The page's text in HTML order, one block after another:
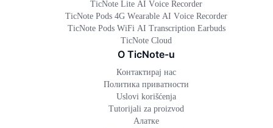
TicNote Lite AI Voice Recorder
TicNote Pods 4G Wearable AI Voice Recorder
TicNote Pods WiFi AI Transcription Earbuds
TicNote Cloud
O TicNote-u
Контактирај нас
Политика приватности
Uslovi korišćenja
Tutorijali za proizvod
Алатке